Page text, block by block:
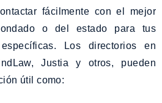
fácilmente con el mejor
o del estado para tus
Los directorios en
Justia y otros, pueden
útil como: